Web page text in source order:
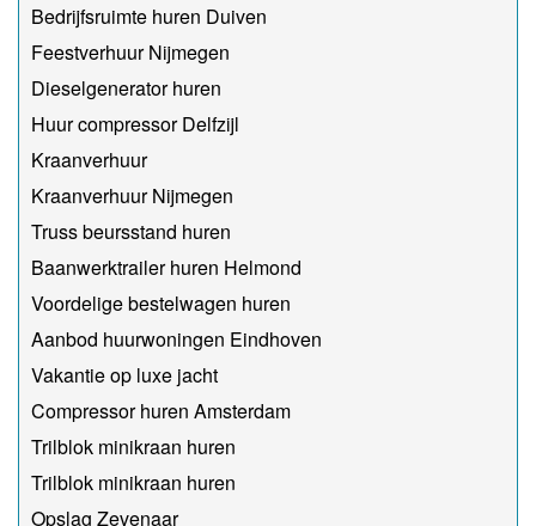
Bedrijfsruimte huren Duiven
Feestverhuur Nijmegen
Dieselgenerator huren
Huur compressor Delfzijl
Kraanverhuur
Kraanverhuur Nijmegen
Truss beursstand huren
Baanwerktrailer huren Helmond
Voordelige bestelwagen huren
Aanbod huurwoningen Eindhoven
Vakantie op luxe jacht
Compressor huren Amsterdam
Trilblok minikraan huren
Trilblok minikraan huren
Opslag Zevenaar